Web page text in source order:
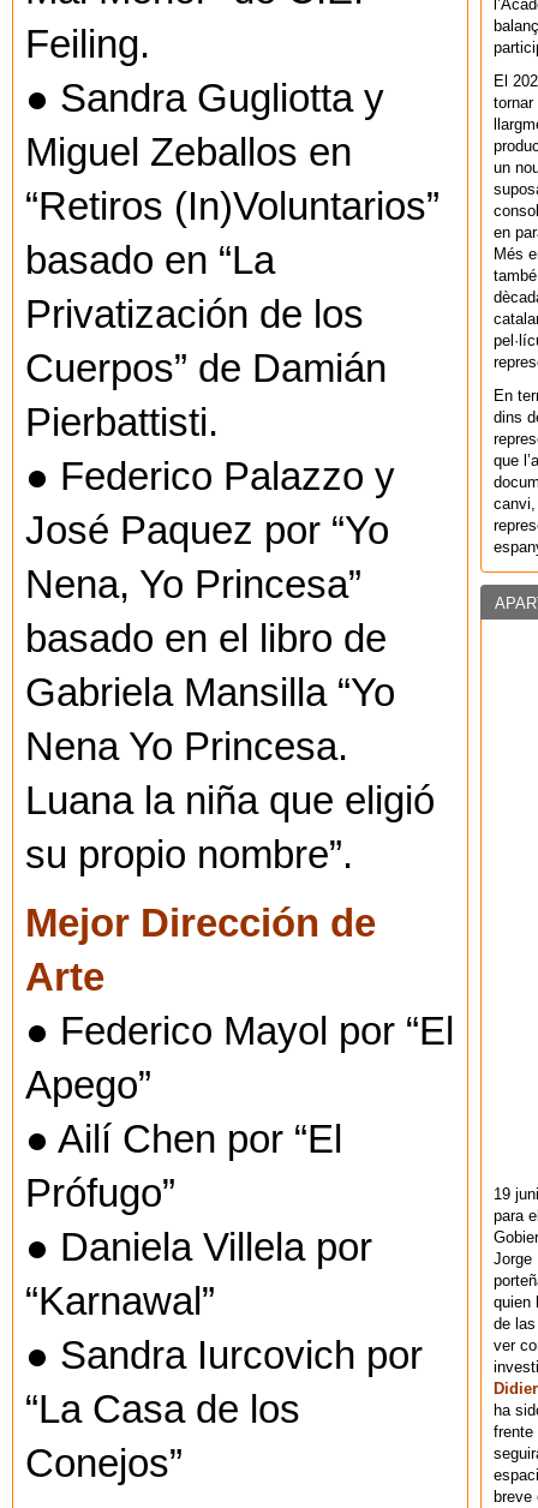
Feiling.
● Sandra Gugliotta y
Miguel Zeballos en
“Retiros (In)Voluntarios”
basado en “La
Privatización de los
Cuerpos” de Damián
Pierbattisti.
● Federico Palazzo y
José Paquez por “Yo
Nena, Yo Princesa”
basado en el libro de
Gabriela Mansilla “Yo
Nena Yo Princesa.
Luana la niña que eligió
su propio nombre”.
Mejor Dirección de
Arte
● Federico Mayol por “El
Apego”
● Ailí Chen por “El
Prófugo”
● Daniela Villela por
“Karnawal”
● Sandra Iurcovich por
“La Casa de los
Conejos”
El
un
en
Més
En
dins
que
canvi,
19
para
Jorge
quien
de
ver
Didier
ha
frente
breve